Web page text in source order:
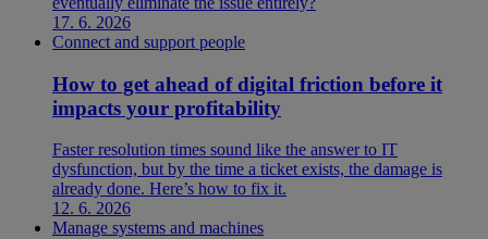
17. 6. 2026
Connect and support people
How to get ahead of digital friction before it
impacts your profitability
Faster resolution times sound like the answer to IT
dysfunction, but by the time a ticket exists, the damage is
already done. Here’s how to fix it.
12. 6. 2026
Manage systems and machines